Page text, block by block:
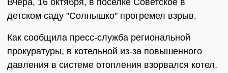
Вчера, 16 октября, в поселке Советское в
детском саду "Солнышко" прогремел взрыв.
Как сообщила пресс-служба региональной
прокуратуры, в котельной из-за повышенного
давления в системе отопления взорвался котел.